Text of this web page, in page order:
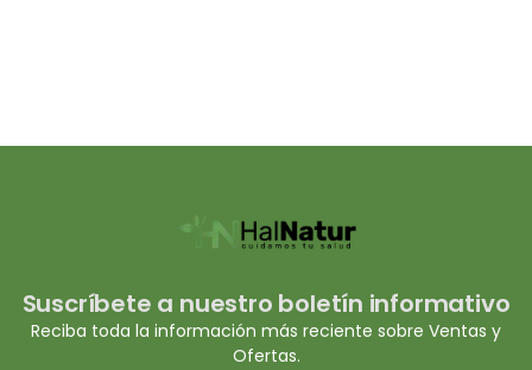
Suscríbete a nuestro boletín informativo
Reciba toda la información más reciente sobre Ventas y
Ofertas.